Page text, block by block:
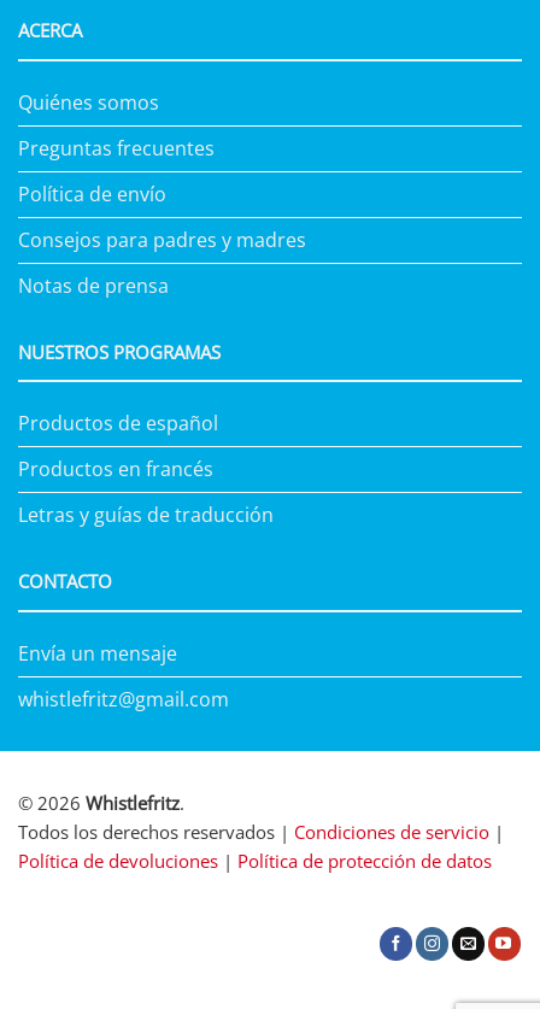
ACERCA
Quiénes somos
Preguntas frecuentes
Política de envío
Consejos para padres y madres
Notas de prensa
NUESTROS PROGRAMAS
Productos de español
Productos en francés
Letras y guías de traducción
CONTACTO
Envía un mensaje
whistlefritz@gmail.com
© 2026 Whistlefritz.
Todos los derechos reservados | Condiciones de servicio |
Política de devoluciones | Política de protección de datos